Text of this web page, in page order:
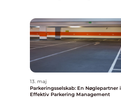
13. maj
Parkeringsselskab: En Nøglepartner i
Effektiv Parkering Management